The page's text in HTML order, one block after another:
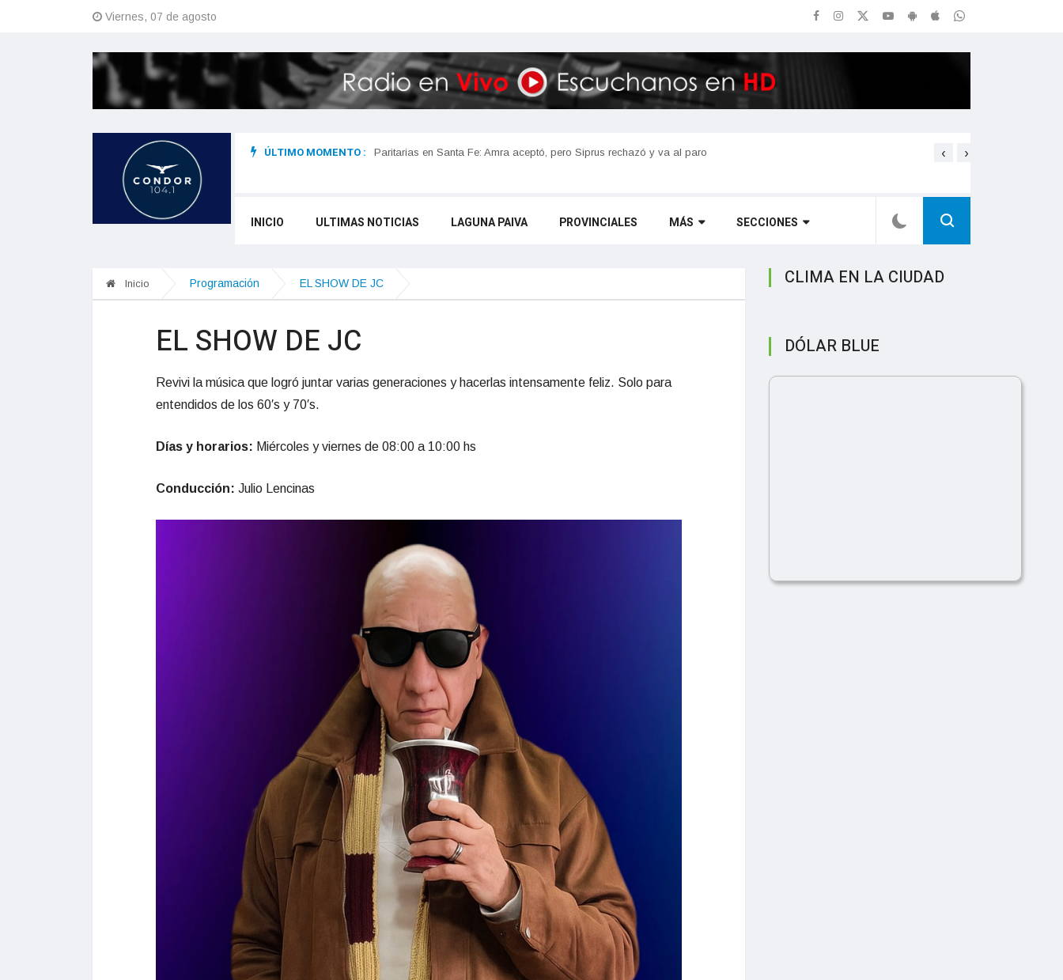
Viernes, 07 de agosto
ÚLTIMO MOMENTO :
acciones con instituciones para reducir el impacto de posibles Paritarias en Santa Fe: Amra aceptó, pero Siprus rechazó y va al paro Estrellas de Talleres
‹ ›
INICIO ULTIMAS NOTICIAS LAGUNA PAIVA PROVINCIALES MÁS SECCIONES
Inicio Programación EL SHOW DE JC
EL SHOW DE JC
Revivi la música que logró juntar varias generaciones y hacerlas intensamente feliz. Solo para
entendidos de los 60′s y 70′s.
Días y horarios: Miércoles y viernes de 08:00 a 10:00 hs
Conducción: Julio Lencinas
CLIMA EN LA CIUDAD
DÓLAR BLUE